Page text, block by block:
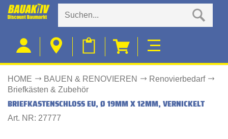
HOME BAUEN & RENOVIEREN
Renovierbedarf
Briefkästen & Zubehör
BRIEFKASTENSCHLOSS EU, Ø 19MM X 12MM, VERNICKELT
Art. NR: 27777